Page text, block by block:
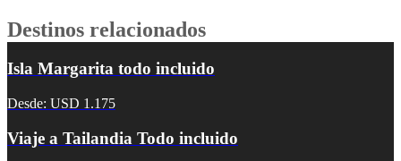
Destinos relacionados
Isla Margarita todo incluido
Desde: USD 1.175
Viaje a Tailandia Todo incluido